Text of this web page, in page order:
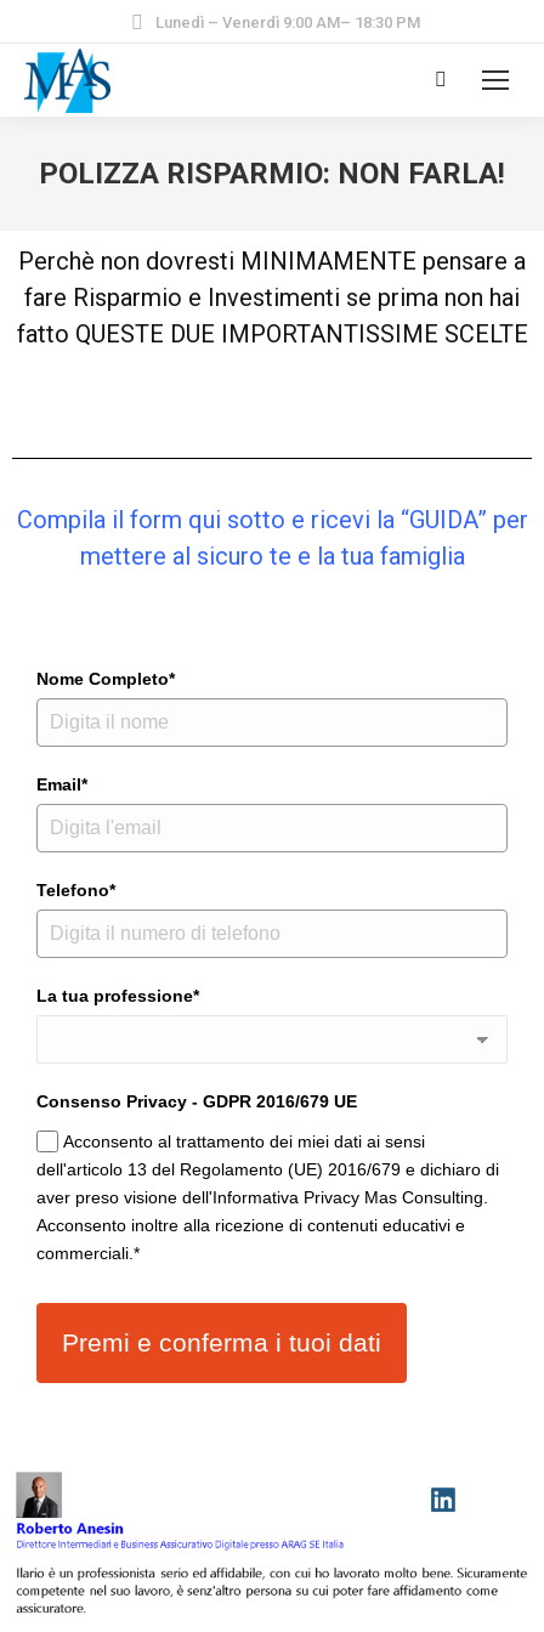
Lunedì – Venerdì 9:00 AM– 18:30 PM
POLIZZA RISPARMIO: NON FARLA!
Perchè non dovresti MINIMAMENTE pensare a
fare Risparmio e Investimenti se prima non hai
fatto QUESTE DUE IMPORTANTISSIME SCELTE
Compila il form qui sotto e ricevi la “GUIDA” per
mettere al sicuro te e la tua famiglia
Nome Completo*
Email*
Telefono*
La tua professione*
Consenso Privacy - GDPR 2016/679 UE
Acconsento al trattamento dei miei dati ai sensi
dell'articolo 13 del Regolamento (UE) 2016/679 e dichiaro di
aver preso visione dell'Informativa Privacy Mas Consulting.
Acconsento inoltre alla ricezione di contenuti educativi e
commerciali.*
Premi e conferma i tuoi dati